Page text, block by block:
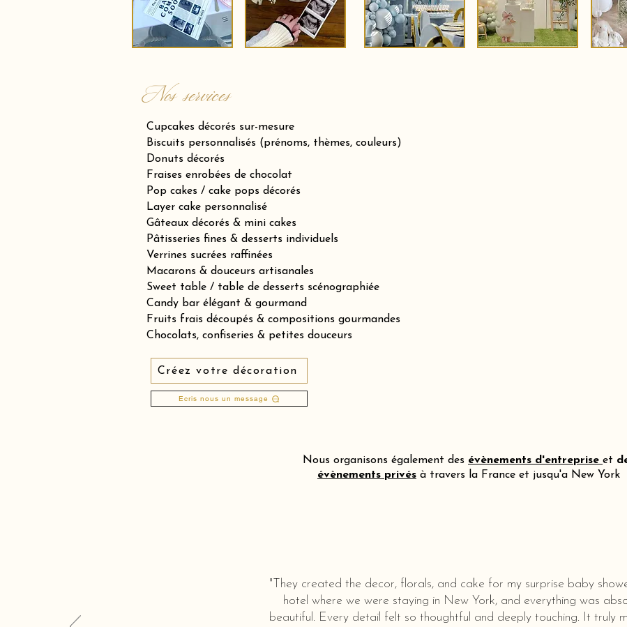
Nos services
Cupcakes décorés sur-mesure
Biscuits personnalisés (prénoms, thèmes, couleurs)
Donuts décorés
Fraises enrobées de chocolat
Pop cakes / cake pops décorés
Layer cake personnalisé
Gâteaux décorés & mini cakes
Pâtisseries fines & desserts individuels
Verrines sucrées raffinées
Macarons & douceurs artisanales
Sweet table / table de desserts scénographiée
Candy bar élégant & gourmand
Fruits frais découpés & compositions gourmandes
Chocolats, confiseries & petites douceurs
Créez votre décoration
Ecris nous un message
Nous organisons également des évènements d'entreprise et
évènements privés à travers la France et jusqu'a New York
"They created the decor, florals, and cake for my surprise baby
hotel where we were staying in New York, and everything was
beautiful. Every detail felt so thoughtful and deeply touching. It truly